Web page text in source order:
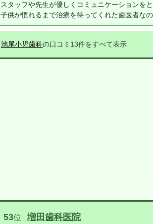
スタッフや先生が優しくコミュニケーションを
子供が慣れるまで治療を待ってくれた歯医者な
池尾小児歯科の口コミ13件をすべて表示
53位 増田歯科医院